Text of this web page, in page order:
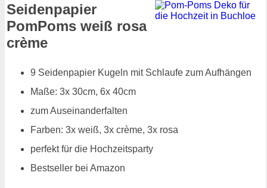
Seidenpapier
PomPoms weiß rosa
crème
9 Seidenpapier Kugeln mit Schlaufe zum Aufhängen
Maße: 3x 30cm, 6x 40cm
zum Auseinanderfalten
Farben: 3x weiß, 3x crème, 3x rosa
perfekt für die Hochzeitsparty
Bestseller bei Amazon